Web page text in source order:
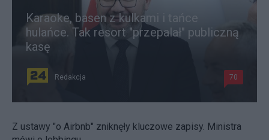
Karaoke, basen z kulkami i tańce
hulańce. Tak resort "przepalał" publiczną
kasę
Redakcja 70
Z ustawy "o Airbnb" zniknęły kluczowe zapisy. Ministra